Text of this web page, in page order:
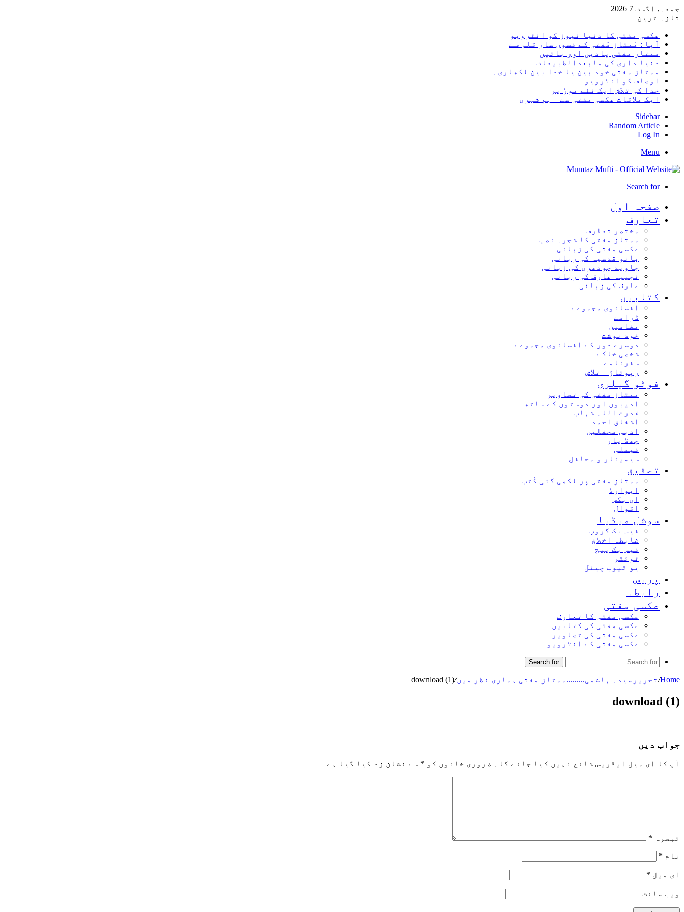
جمعہ, اگست 7 2026
تازہ ترین
عکسی مفتی کا دنیا نیوز کو انٹرویو
آپا : مْمتاز مْفتی کے فسوں ساز قلم سے
ممتاز مفتی یادیں اور باتیں
دنیا داری کی مابعدالطبیعات
ممتاز مفتی خود بین یا خدا بین لکھاری۔
اوصاف کو انٹرویو
خدا کی تلاش ایک نئے موڑ پر
ایک ملاقات عکسی مفتی سے – ہم شہری
Sidebar
Random Article
Log In
Menu
Search for
صفحہ اول
تعارف
مختصر تعارف
ممتاز مفتی کا شجرہ نصب
عکسی مفتی کی زبانی
بانو قدسیہ کی زبانی
جاوید چودھری کی زبانی
نجیبہ عارف کی زبانی
عارف کی زبانی
کتابیں
افسانوی مجموعے
ڈرامے
مضامین
خود نوشت
دوسرے دور کے افسانوی مجموعے
شخصی خاکے
سفرنامے
رپوتاژ – تلاش
فوٹو گیلری
ممتاز مفتی کی تصاویر
ادیبوں اور دوستوں کے ساتھ
قدرت اللہ شہاب
اشفاق احمد
ادبی محفلیں
چھڈ یار
فیملی
سیمینار و محافل
تحقیق
ممتاز مفتی پر لکھی گئی کُتب
ایوارڈ
ای بکس
اقوال
سوشل میڈیا
فیس بک گروپ
ضابطہ اخلاق
فیس بک پیج
ٹوئٹر
یو ٹیوب چینل
پریس
رابطہ
عکسی مفتی
عکسی مفتی کا تعارف
عکسی مفتی کی کتابیں
عکسی مفتی کی تصاویر
عکسی مفتی کے انٹرویو
Search for
Home
/تحریرسیدہ ہاشمی.........ممتاز مفتی ہماری نظر میں/
download (1)
download (1)
جواب دیں
آپ کا ای میل ایڈریس شائع نہیں کیا جائے گا۔ ضروری خانوں کو * سے نشان زد کیا گیا ہے
تبصرہ *
نام *
ای میل *
ویب‌ سائٹ